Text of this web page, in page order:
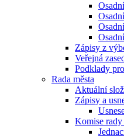
Zápisy z
Veřejná
Podklady
Rada města
Aktuální
Zápisy a
Komise rady